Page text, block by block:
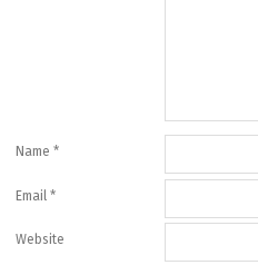
Name *
Email *
Website